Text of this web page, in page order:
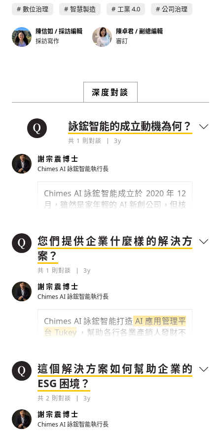
登入或註冊
掌握國際政經脈動
輸入 Email 驗證碼
(十分鐘內有效)
將此文章當作禮物
近期曾送禮給下列會員
可送禮額度：0
您確定要花費 NT49 元
將此文章以禮物的形式送給朋友嗎
再想一下
數位治理
智慧製造 工業 4.0 公司治理
陳信如 / 採訪編輯
採訪寫作
陳卓君 / 副總編輯
審訂
深度對談
詠鋐智能的成立動機為何？
共 1 則對談 3y
謝宗震博士
Chimes AI 詠鋐智能執行長
Chimes AI 詠鋐智能成立於 2020 年 12
月，雖然是家年輕的 AI 新創公司，但核
異常氣候常態化已經沒有時間讓深愛的家
鄉環境再等待，因此決定將多年累積的數
據科學導入經驗淬鍊成
用與管理平台
一樣自然。
檢舉留言
您們提供企業什麼樣的解決方
案？
共 1 則對談 3y
謝宗震博士
Chimes AI 詠鋐智能執行長
Chimes AI 詠鋐智能打造AI 應用管理平
台 Tukey， 幫助各行各業產銷人發財不
技術，真正把數據思維融入在企業 DNA
中創造全新價值。
過往企業導入 AI 解決方案時，通常需要
聘請很厲害的 AI 團隊，由資料科學家與
現場領域專家進行多次訪談，了解發生了
什麼問題，釐清所想要解決的問題後才開
這個解決方案如何幫助企業的
ESG 困境？
共 2 則對談 3y
謝宗震博士
Chimes AI 詠鋐智能執行長
留言連結
新增回應
參與深度對談的交流原則：
多元領域交流更有脈絡化
討論聚焦議題本身：尊重不同角度的內容、
觀點，以及言論
避免不理性的用詞：不因個人主觀感受不
同，而使用情緒性攻擊字眼
禁止歧視性的言論：不對他人種族、宗教、
反對任何型式騷擾：杜絕包含但不限於恐
嚇、髒話、威脅、性暗示等文字
選擇留言文字給平台的使用範疇（皆註記
來源）：
留言文字開放授權
留言文字開放引用
陪你從「科技+人文」視角，深入國際政經脈動
成為付費會員，即可擁有：
✓ 全站深度分析報導文章
✓ 會員專屬 8 折活動報名優惠